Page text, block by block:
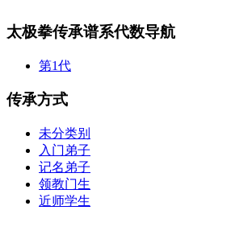
太极拳传承谱系代数导航
第1代
传承方式
未分类别
入门弟子
记名弟子
领教门生
近师学生